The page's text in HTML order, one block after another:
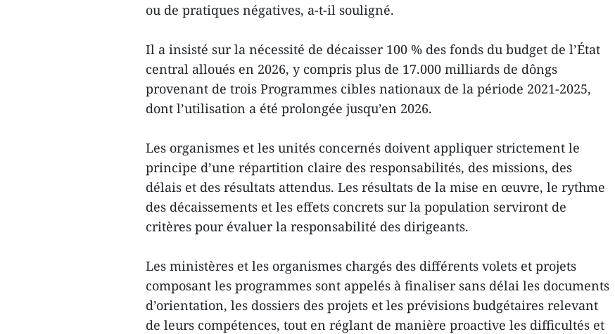
ou de pratiques négatives, a-t-il souligné.
Il a insisté sur la nécessité de décaisser 100 % des fonds du budget de l’État
central alloués en 2026, y compris plus de 17.000 milliards de dôngs
provenant de trois Programmes cibles nationaux de la période 2021-2025,
dont l’utilisation a été prolongée jusqu’en 2026.
Les organismes et les unités concernés doivent appliquer strictement le
principe d’une répartition claire des responsabilités, des missions, des
délais et des résultats attendus. Les résultats de la mise en œuvre, le rythme
des décaissements et les effets concrets sur la population serviront de
critères pour évaluer la responsabilité des dirigeants.
Les ministères et les organismes chargés des différents volets et projets
composant les programmes sont appelés à finaliser sans délai les documents
d’orientation, les dossiers des projets et les prévisions budgétaires relevant
de leurs compétences, tout en réglant de manière proactive les difficultés et